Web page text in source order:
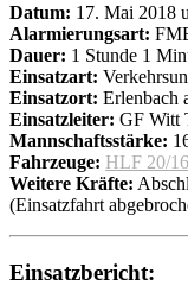
Datum: 17. Mai 2018
Alarmierungsart:
Dauer: 1 Stunde 1
Einsatzart:
Einsatzort: Erlenbach
Einsatzleiter: GF Witt
Mannschaftsstärke:
Fahrzeuge: HLF 20/16
Weitere Kräfte:
(Einsatzfahrt
Einsatzbericht: